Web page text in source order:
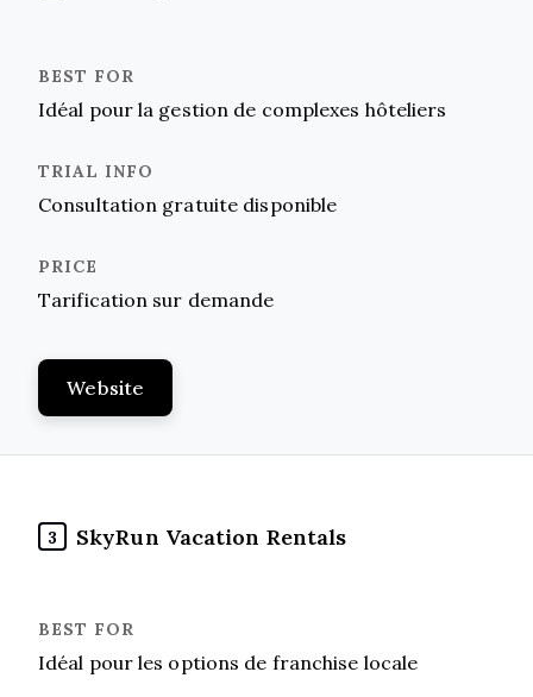
Idéal pour la gestion de complexes hôteliers
Consultation gratuite disponible
Tarification sur demande
Website
3 SkyRun Vacation Rentals
Idéal pour les options de franchise locale